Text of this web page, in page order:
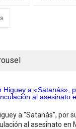
a "Satanás", por
al asesinato en